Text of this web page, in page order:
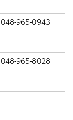
048-965-0943
048-965-8028